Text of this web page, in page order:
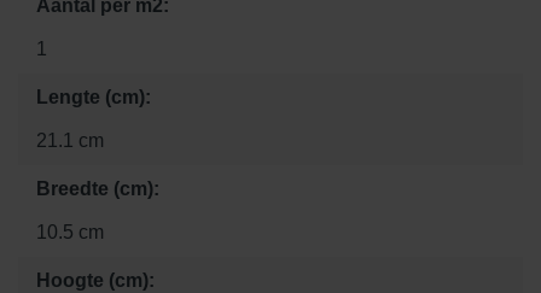
Aantal per m2:
1
Lengte (cm):
21.1 cm
Breedte (cm):
10.5 cm
Hoogte (cm):